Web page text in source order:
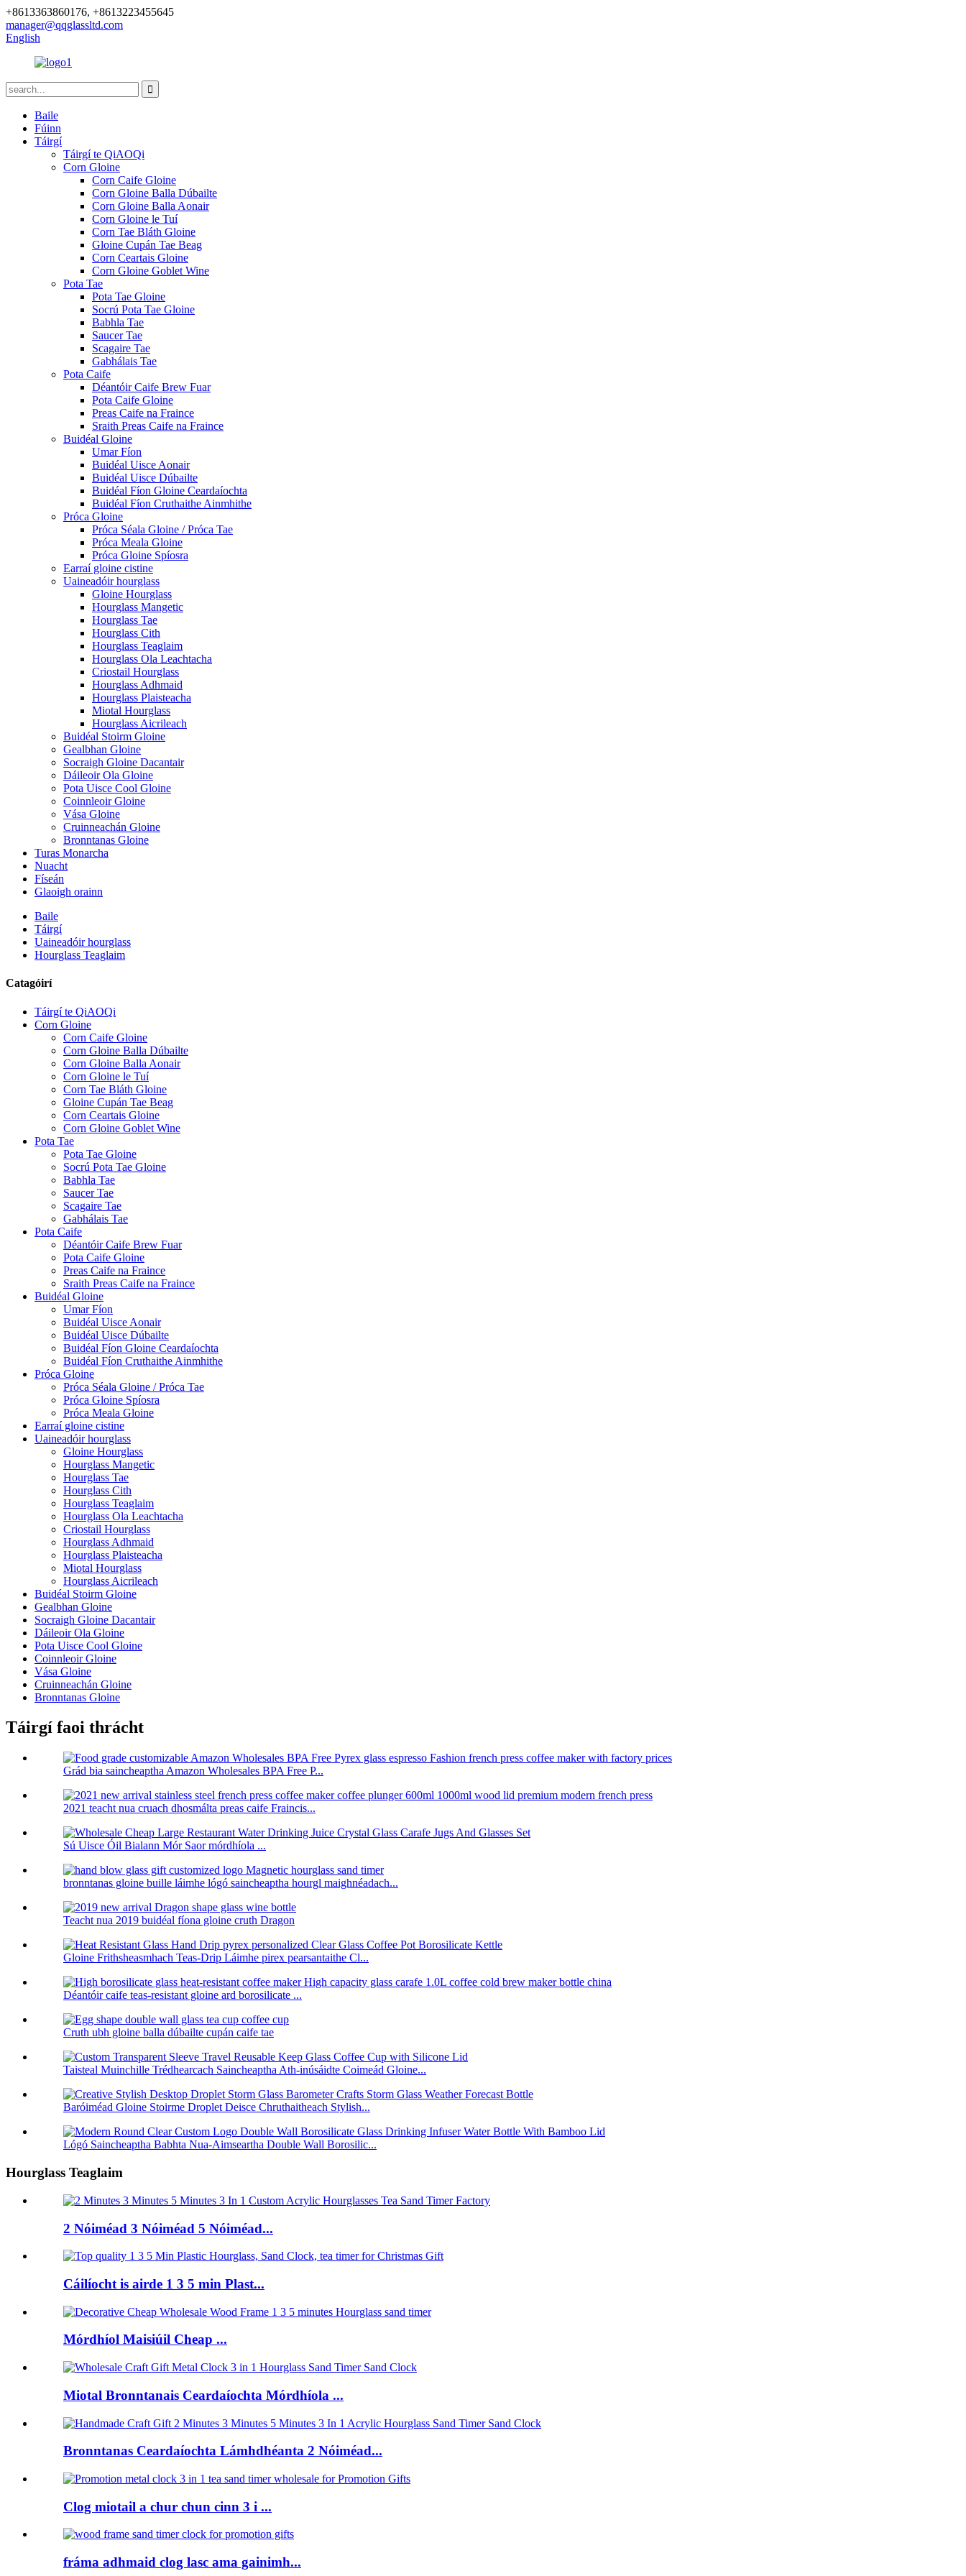
+8613363860176, +8613223455645
manager@qqglassltd.com
English
Baile
Fúinn
Táirgí
Táirgí te QiAOQi
Corn Gloine
Corn Caife Gloine
Corn Gloine Balla Dúbailte
Corn Gloine Balla Aonair
Corn Gloine le Tuí
Corn Tae Bláth Gloine
Gloine Cupán Tae Beag
Corn Ceartais Gloine
Corn Gloine Goblet Wine
Pota Tae
Pota Tae Gloine
Socrú Pota Tae Gloine
Babhla Tae
Saucer Tae
Scagaire Tae
Gabhálais Tae
Pota Caife
Déantóir Caife Brew Fuar
Pota Caife Gloine
Preas Caife na Fraince
Sraith Preas Caife na Fraince
Buidéal Gloine
Umar Fíon
Buidéal Uisce Aonair
Buidéal Uisce Dúbailte
Buidéal Fíon Gloine Ceardaíochta
Buidéal Fíon Cruthaithe Ainmhithe
Próca Gloine
Próca Séala Gloine / Próca Tae
Próca Meala Gloine
Próca Gloine Spíosra
Earraí gloine cistine
Uaineadóir hourglass
Gloine Hourglass
Hourglass Mangetic
Hourglass Tae
Hourglass Cith
Hourglass Teaglaim
Hourglass Ola Leachtacha
Criostail Hourglass
Hourglass Adhmaid
Hourglass Plaisteacha
Miotal Hourglass
Hourglass Aicrileach
Buidéal Stoirm Gloine
Gealbhan Gloine
Socraigh Gloine Dacantair
Dáileoir Ola Gloine
Pota Uisce Cool Gloine
Coinnleoir Gloine
Vása Gloine
Cruinneachán Gloine
Bronntanas Gloine
Turas Monarcha
Nuacht
Físeán
Glaoigh orainn
Baile
Táirgí
Uaineadóir hourglass
Hourglass Teaglaim
Catagóirí
Táirgí te QiAOQi
Corn Gloine
Corn Caife Gloine
Corn Gloine Balla Dúbailte
Corn Gloine Balla Aonair
Corn Gloine le Tuí
Corn Tae Bláth Gloine
Gloine Cupán Tae Beag
Corn Ceartais Gloine
Corn Gloine Goblet Wine
Pota Tae
Pota Tae Gloine
Socrú Pota Tae Gloine
Babhla Tae
Saucer Tae
Scagaire Tae
Gabhálais Tae
Pota Caife
Déantóir Caife Brew Fuar
Pota Caife Gloine
Preas Caife na Fraince
Sraith Preas Caife na Fraince
Buidéal Gloine
Umar Fíon
Buidéal Uisce Aonair
Buidéal Uisce Dúbailte
Buidéal Fíon Gloine Ceardaíochta
Buidéal Fíon Cruthaithe Ainmhithe
Próca Gloine
Próca Séala Gloine / Próca Tae
Próca Gloine Spíosra
Próca Meala Gloine
Earraí gloine cistine
Uaineadóir hourglass
Gloine Hourglass
Hourglass Mangetic
Hourglass Tae
Hourglass Cith
Hourglass Teaglaim
Hourglass Ola Leachtacha
Criostail Hourglass
Hourglass Adhmaid
Hourglass Plaisteacha
Miotal Hourglass
Hourglass Aicrileach
Buidéal Stoirm Gloine
Gealbhan Gloine
Socraigh Gloine Dacantair
Dáileoir Ola Gloine
Pota Uisce Cool Gloine
Coinnleoir Gloine
Vása Gloine
Cruinneachán Gloine
Bronntanas Gloine
Táirgí faoi thrácht
Grád bia saincheaptha Amazon Wholesales BPA Free P...
2021 teacht nua cruach dhosmálta preas caife Fraincis...
Sú Uisce Óil Bialann Mór Saor mórdhíola ...
bronntanas gloine buille láimhe lógó saincheaptha hourgl maighnéadach...
Teacht nua 2019 buidéal fíona gloine cruth Dragon
Gloine Frithsheasmhach Teas-Drip Láimhe pirex pearsantaithe Cl...
Déantóir caife teas-resistant gloine ard borosilicate ...
Cruth ubh gloine balla dúbailte cupán caife tae
Taisteal Muinchille Trédhearcach Saincheaptha Ath-inúsáidte Coimeád Gloine...
Baróiméad Gloine Stoirme Droplet Deisce Chruthaitheach Stylish...
Lógó Saincheaptha Babhta Nua-Aimseartha Double Wall Borosilic...
Hourglass Teaglaim
2 Nóiméad 3 Nóiméad 5 Nóiméad...
Cáilíocht is airde 1 3 5 min Plast...
Mórdhíol Maisiúil Cheap ...
Miotal Bronntanais Ceardaíochta Mórdhíola ...
Bronntanas Ceardaíochta Lámhdhéanta 2 Nóiméad...
Clog miotail a chur chun cinn 3 i ...
fráma adhmaid clog lasc ama gainimh...